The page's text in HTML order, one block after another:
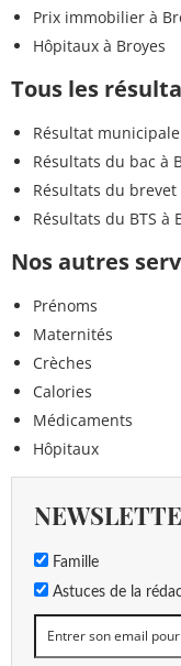
Prix immobilier à
Hôpitaux à Broyes
Tous les
Résultat
Résultats du bac à
Résultats du brevet
Résultats du BTS à
Nos autres
Prénoms
Maternités
Crèches
Calories
Médicaments
Hôpitaux
Famille
Astuces de la